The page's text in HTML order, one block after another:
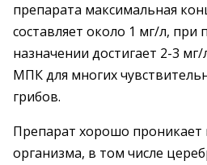
препарата максимальная
составляет около 1 мг/л, при
назначении достигает 2-3
МПК для многих
грибов.
Препарат хорошо проникает
организма, в том числе